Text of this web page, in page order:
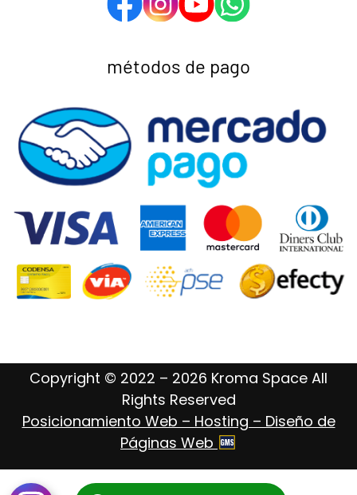
métodos de pago
Copyright © 2022 – 2026 Kroma Space All
Rights Reserved
Posicionamiento Web – Hosting – Diseño de
Páginas Web